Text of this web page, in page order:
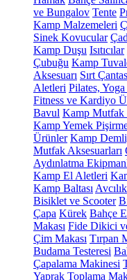
ve Bungalov Tente
Kamp Malzemeleri
Sinek Kovucular
Kamp Duşu Isıtıcılar
Çubuğu Kamp
Aksesuarı Sırt
Aletleri Pilates,
Fitness ve Kardiyo
Bavul Kamp Mutfak
Kamp Yemek
Ürünler Kamp
Mutfak Aksesuarları
Aydınlatma
Kamp El Aletleri
Kamp Baltası
Bisiklet ve Scooter
Çapa Kürek Bahçe
Makası Fide Dikici
Çim Makası Tırpan
Budama Testeresi
Çapalama Makinesi
Yaprak Toplama